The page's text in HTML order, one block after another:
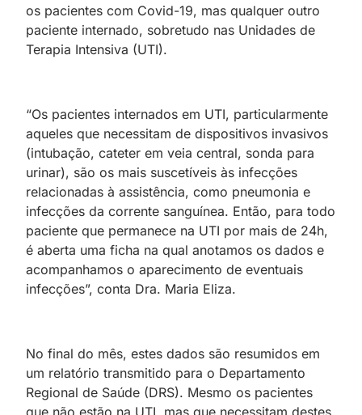
os pacientes com Covid-19, mas qualquer outro
paciente internado, sobretudo nas Unidades de
Terapia Intensiva (UTI).
“Os pacientes internados em UTI, particularmente
aqueles que necessitam de dispositivos invasivos
(intubação, cateter em veia central, sonda para
urinar), são os mais suscetíveis às infecções
relacionadas à assistência, como pneumonia e
infecções da corrente sanguínea. Então, para todo
paciente que permanece na UTI por mais de 24h,
é aberta uma ficha na qual anotamos os dados e
acompanhamos o aparecimento de eventuais
infecções”, conta Dra. Maria Eliza.
No final do mês, estes dados são resumidos em
um relatório transmitido para o Departamento
Regional de Saúde (DRS). Mesmo os pacientes
que não estão na UTI, mas que necessitam destes